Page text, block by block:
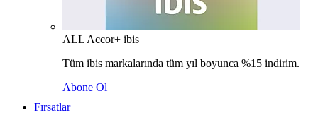
ALL Accor+ ibis
Tüm ibis markalarında tüm yıl boyunca %15 indirim.
Abone Ol
Fırsatlar